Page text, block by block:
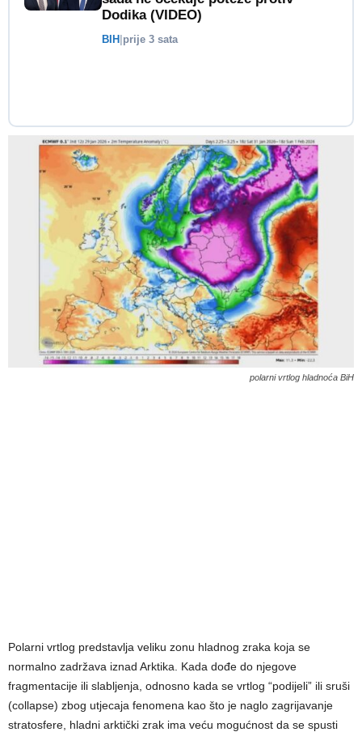
Dodika (VIDEO)
BIH prije 3 sata
polarni vrtlog hladnoća BiH
Polarni vrtlog predstavlja veliku zonu hladnog zraka koja se
normalno zadržava iznad Arktika. Kada dođe do njegove
fragmentacije ili slabljenja, odnosno kada se vrtlog “podijeli” ili sruši
(collapse) zbog utjecaja fenomena kao što je naglo zagrijavanje
stratosfere, hladni arktički zrak ima veću mogućnost da se spusti